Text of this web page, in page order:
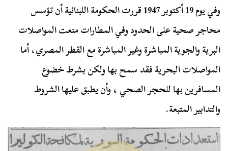
وفي يوم 19 أكتوبر 1947 قررت الحكومة اللبنانية أن تؤسس
محاجر صحية على الحدود وفي المطارات منعت المواصلات
البرية والجوية المباشرة وغير المباشرة مع القطر المصري، أما
المواصلات البحرية فقد سمح بها ولكن بشرط خضوع
المسافرين بها للحجر الصحي ، وأن يطبق عليها الشروط
والتدابير المتبعة.